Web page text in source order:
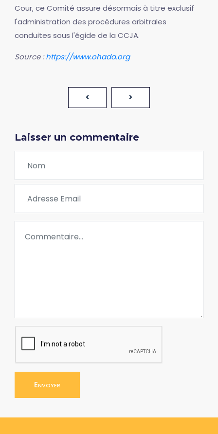
Cour, ce Comité assure désormais à titre exclusif
l'administration des procédures arbitrales
conduites sous l'égide de la CCJA.
Source :https://www.ohada.org
Laisser un commentaire
Envoyer